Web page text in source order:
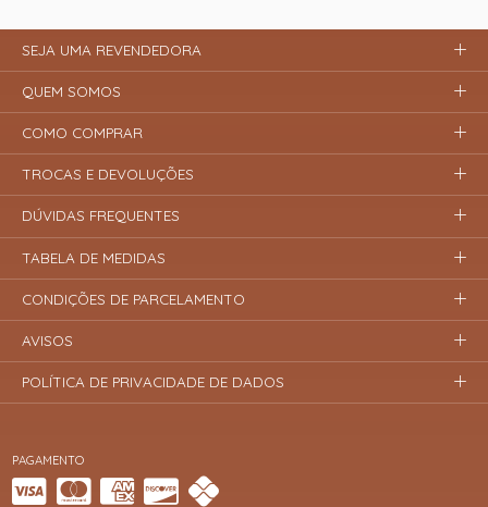
PAGAMENTO
SEJA UMA REVENDEDORA
QUEM SOMOS
COMO COMPRAR
TROCAS E DEVOLUÇÕES
DÚVIDAS FREQUENTES
TABELA DE MEDIDAS
CONDIÇÕES DE PARCELAMENTO
AVISOS
POLÍTICA DE PRIVACIDADE DE DADOS